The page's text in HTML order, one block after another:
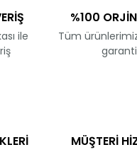
ile
%100
Tüm
MÜŞTERİ